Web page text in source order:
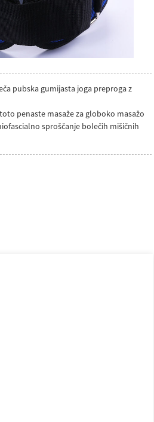
pubska gumijasta joga preproga z
penaste masaže za globoko masažo
sproščanje bolečih mišičnih